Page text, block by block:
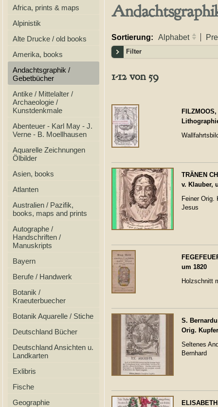
Africa, prints & maps
Alpinistik
Alte Drucke / old books
Amerika, books
Andachtsgraphik /
Gebetbücher
Antike / Mittelalter /
Archaeologie /
Kunstdenkmale
Abenteuer - Karl May - J.
Verne - B. Moellhausen
Aquarelle Zeichnungen
Ölbilder
Asien, books
Atlanten
Australien / Pazifik,
books, maps and prints
Autographe /
Handschriften /
Manuskripts
Bayern
Berufe / Handwerk
Botanik /
Kraeuterbuecher
Botanik Aquarelle / Stiche
Deutschland Bücher
Deutschland Ansichten u.
Landkarten
Exlibris
Fische
Geographie
Sortierung: Alphabet
Filter
1-12 von 59
TRÄNEN
v. Klauber,
Feiner Orig.
Jesus
um 1820
Holzschnitt
S.
Orig.
Seltenes
Bernhard